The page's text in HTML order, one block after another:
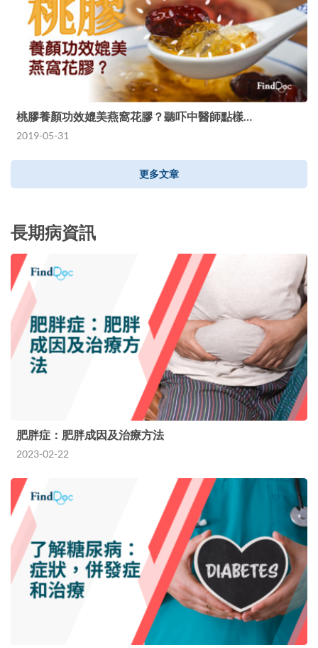
桃膠養顏功效媲美燕窩花膠？聽吓中醫師點樣…
2019-05-31
更多文章
長期病資訊
肥胖症：肥胖成因及治療方法
2023-02-22